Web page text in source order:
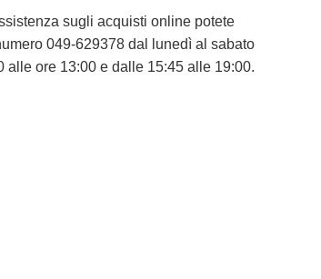
sugli acquisti online potete
049-629378 dal lunedì al sabato
alle ore 13:00 e dalle 15:45 alle 19:00.